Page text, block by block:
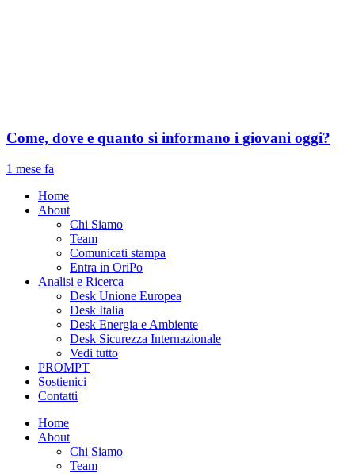
Come, dove e quanto si informano i giovani oggi?
1 mese fa
Home
About
Chi Siamo
Team
Comunicati stampa
Entra in OriPo
Analisi e Ricerca
Desk Unione Europea
Desk Italia
Desk Energia e Ambiente
Desk Sicurezza Internazionale
Vedi tutto
PROMPT
Sostienici
Contatti
Home
About
Chi Siamo
Team